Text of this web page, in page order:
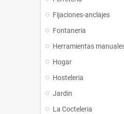
Fijaciones-anclajes
Fontaneria
Herramientas
Hogar
Hosteleria
Jardin
La Cocteleria